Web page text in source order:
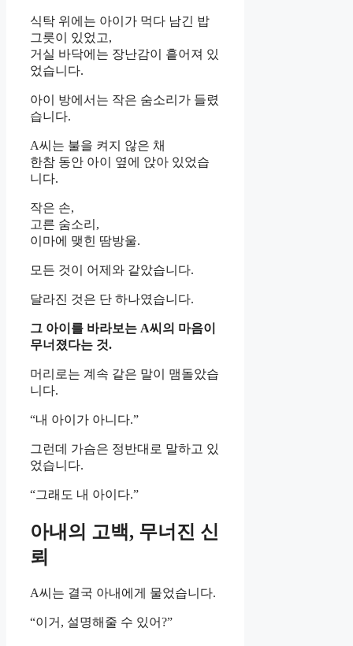
식탁 위에는 아이가 먹다 남긴 밥
그릇이 있었고,
거실 바닥에는 장난감이 흩어져 있
었습니다.
아이 방에서는 작은 숨소리가 들렸
습니다.
A씨는 불을 켜지 않은 채
한참 동안 아이 옆에 앉아 있었습
니다.
작은 손,
고른 숨소리,
이마에 맺힌 땀방울.
모든 것이 어제와 같았습니다.
달라진 것은 단 하나였습니다.
그 아이를 바라보는 A씨의 마음이
무너졌다는 것.
머리로는 계속 같은 말이 맴돌았습
니다.
“내 아이가 아니다.”
그런데 가슴은 정반대로 말하고 있
었습니다.
“그래도 내 아이다.”
아내의 고백, 무너진 신
뢰
A씨는 결국 아내에게 물었습니다.
“이거, 설명해줄 수 있어?”